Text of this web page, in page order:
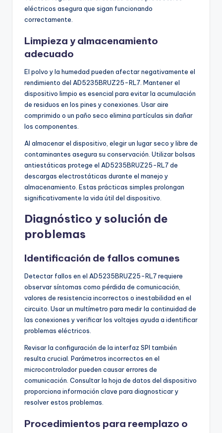
eléctricos asegura que sigan funcionando
correctamente.
Limpieza y almacenamiento
adecuado
El polvo y la humedad pueden afectar negativamente el
rendimiento del AD5235BRUZ25-RL7. Mantener el
dispositivo limpio es esencial para evitar la acumulación
de residuos en los pines y conexiones. Usar aire
comprimido o un paño seco elimina partículas sin dañar
los componentes.
Al almacenar el dispositivo, elegir un lugar seco y libre de
contaminantes asegura su conservación. Utilizar bolsas
antiestáticas protege el AD5235BRUZ25-RL7 de
descargas electrostáticas durante el manejo y
almacenamiento. Estas prácticas simples prolongan
significativamente la vida útil del dispositivo.
Diagnóstico y solución de
problemas
Identificación de fallos comunes
Detectar fallos en el AD5235BRUZ25-RL7 requiere
observar síntomas como pérdida de comunicación,
valores de resistencia incorrectos o inestabilidad en el
circuito. Usar un multímetro para medir la continuidad de
las conexiones y verificar los voltajes ayuda a identificar
problemas eléctricos.
Revisar la configuración de la interfaz SPI también
resulta crucial. Parámetros incorrectos en el
microcontrolador pueden causar errores de
comunicación. Consultar la hoja de datos del dispositivo
proporciona información clave para diagnosticar y
resolver estos problemas.
Procedimientos para reemplazo o